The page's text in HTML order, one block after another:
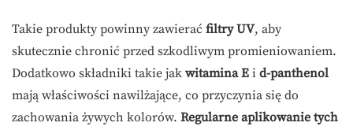
Takie produkty powinny zawierać filtry UV, aby
skutecznie chronić przed szkodliwym promieniowaniem.
Dodatkowo składniki takie jak witamina E i d-panthenol
mają właściwości nawilżające, co przyczynia się do
zachowania żywych kolorów. Regularne aplikowanie tych